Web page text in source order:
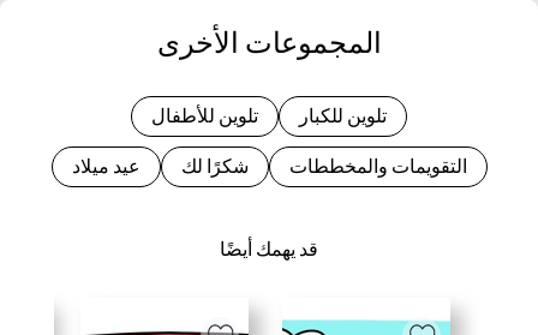
قد يهمك أيضًا
المجموعات الأخرى
تلوين للكبار تلوين للأطفال
التقويمات والمخططات شكرًا لك عيد ميلاد